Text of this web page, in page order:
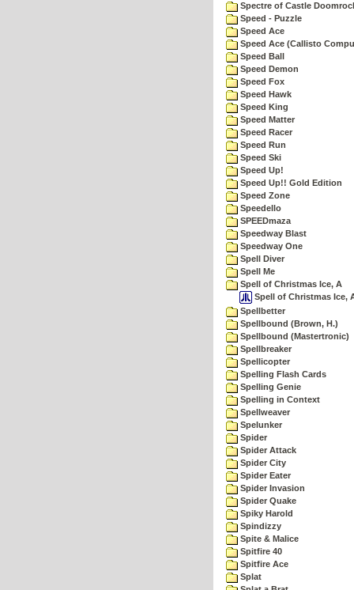
Spectre of Castle
Speed - Puzzle
Speed Ace
Speed Ace (Callisto
Speed Ball
Speed Demon
Speed Fox
Speed Hawk
Speed King
Speed Matter
Speed Racer
Speed Run
Speed Ski
Speed Up!
Speed Up!! Gold Edition
Speed Zone
Speedello
SPEEDmaza
Speedway Blast
Speedway One
Spell Diver
Spell Me
Spell of Christmas Ice, A
Spell of Christmas Ice,
Spellbetter
Spellbound (Brown, H.)
Spellbound (Mastertronic)
Spellbreaker
Spellicopter
Spelling Flash Cards
Spelling Genie
Spelling in Context
Spellweaver
Spelunker
Spider
Spider Attack
Spider City
Spider Eater
Spider Invasion
Spider Quake
Spiky Harold
Spindizzy
Spite & Malice
Spitfire 40
Spitfire Ace
Splat